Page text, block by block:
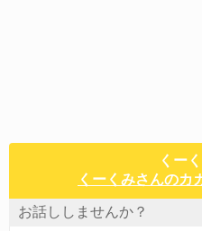
くー
くーくみさんのカ
お話ししませんか？